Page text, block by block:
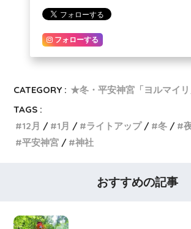
フォローする
CATEGORY : ★冬・平安神宮「ヨルマイリ
TAGS :
12月
1月 ライトアップ 冬
平安神宮
神社
おすすめの記事